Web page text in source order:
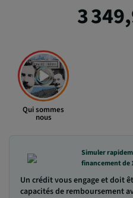
3
Qui sommes
nous
Simuler
financement de
Un crédit vous engage et doit
capacités de remboursement